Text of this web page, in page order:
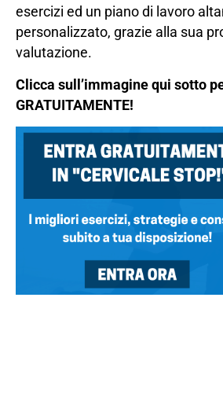
esercizi ed un piano di lavoro
personalizzato, grazie alla sua
valutazione.
Clicca sull’immagine qui sotto
GRATUITAMENTE!